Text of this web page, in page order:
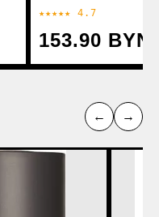
★★★★★ 4.7
153.90 BYN
← →